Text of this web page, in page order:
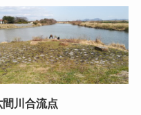
間川合流点